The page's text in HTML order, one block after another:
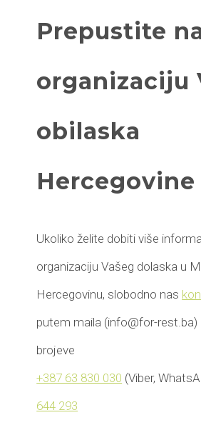
Prepustite
organizaciju
obilaska
Hercegovine
Ukoliko želite dobiti više
organizaciju Vašeg dolaska u
Hercegovinu, slobodno nas
putem maila (info@for-rest.ba)
brojeve
+387 63 830 030 (Viber,
644 293